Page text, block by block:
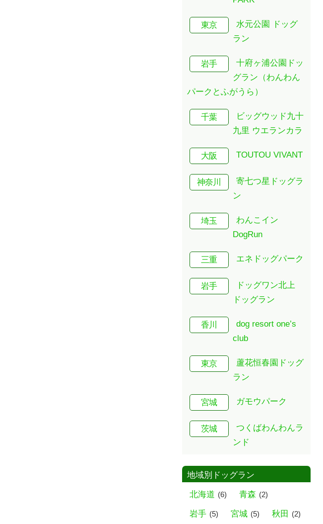
東京
水元公園 ドッグ
ラン
岩手
十府ヶ浦公園ドッ
グラン（わんわん
パークとふがうら）
千葉
ビッグウッド九十
九里 ウエランカラ
大阪 TOUTOU VIVANT
神奈川
寄七つ星ドッグラ
ン
埼玉
わんこイン
DogRun
三重 エネドッグパーク
岩手
ドッグワン北上
ドッグラン
香川
dog resort one’s
club
東京
蘆花恒春園ドッグ
ラン
宮城 ガモウパーク
茨城
つくばわんわんラ
ンド
地域別ドッグラン
北海道 (6) 青森 (2)
岩手 (5) 宮城 (5) 秋田 (2)